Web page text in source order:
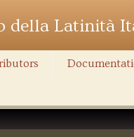
della Latinità